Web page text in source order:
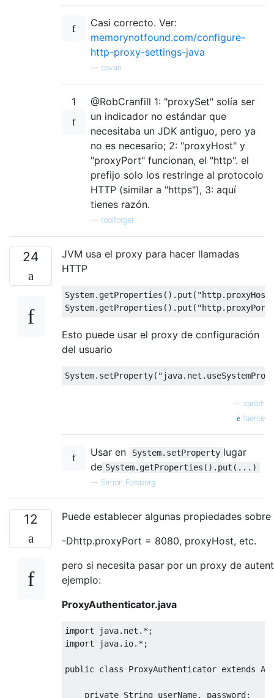
Casi correcto. Ver:
memorynotfound.com/configure-
http-proxy-settings-java
csvan
1
@RobCranfill 1: "proxySet" solía ser
un indicador no estándar que
necesitaba un JDK antiguo, pero ya
no es necesario; 2: "proxyHost" y
"proxyPort" funcionan, el "http". el
prefijo solo los restringe al protocolo
HTTP (similar a "https"), 3: aquí
tienes razón.
toolforger
24
JVM usa el proxy para hacer llamadas
HTTP
System. getProperties (). put (
System. getProperties (). put (
Esto puede usar el proxy de configuración
del usuario
System. setProperty(
sarath
fuente
Usar en System.setProperty lugar
de System.getProperties().put(...)
— Simon Forsberg
12
Puede establecer algunas propiedades
-Dhttp.proxyPort = 8080, proxyHost, etc.
pero si necesita pasar por un proxy de
ejemplo:
ProxyAuthenticator.java
import java. net .*;
import java. io.*;
public class ProxyAuthenticator extends
private String userName, password;